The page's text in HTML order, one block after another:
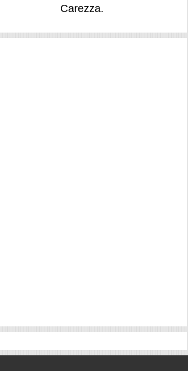
Carezza.